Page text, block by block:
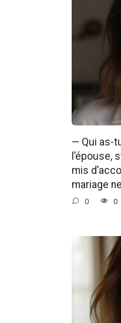
— Qui as-
l’épouse,
mis
mariage
0 0